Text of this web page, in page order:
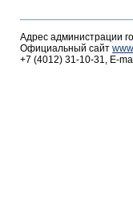
Адрес администрации
Официальный сайт
+7 (4012) 31-10-31, E-